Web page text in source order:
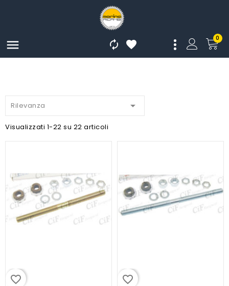
 0


Rilevanza 
Visualizzati 1-22 su 22 articoli
favorite_border favorite_border